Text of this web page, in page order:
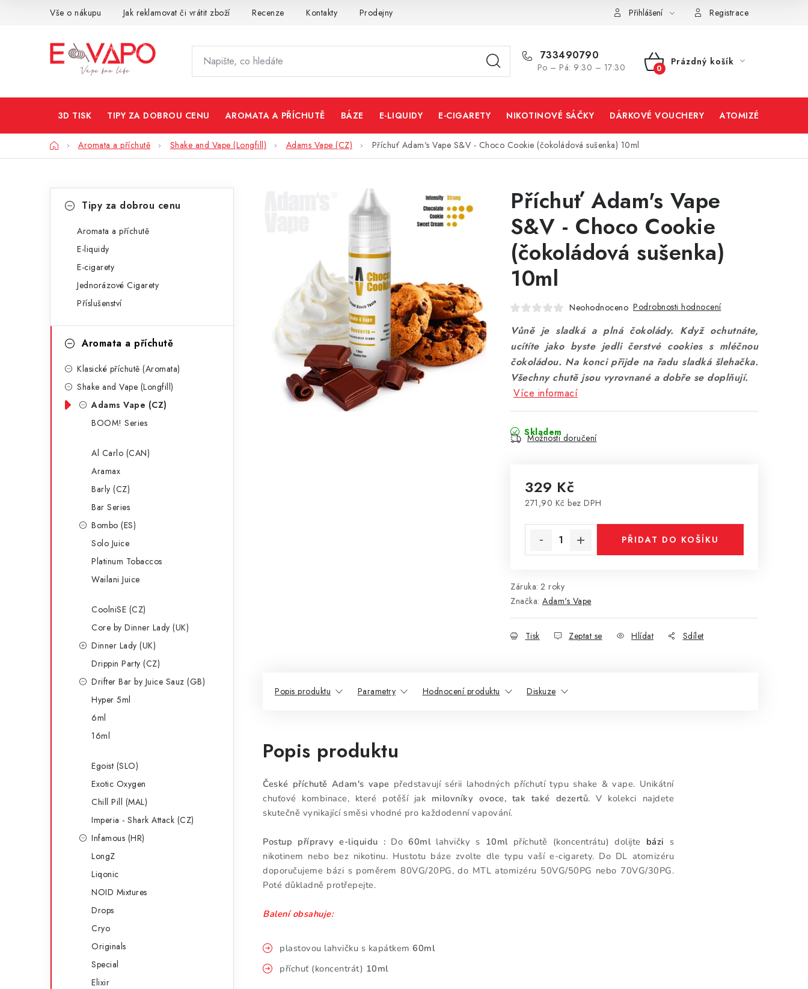
Vše o nákupu Jak reklamovat či vrátit zboží Recenze Kontakty Prodejny Přihlášení Registrace
733490790
Po – Pá: 9:30 – 17:30
NÁKUPNÍ
Prázdný košík
3D TISK TIPY ZA DOBROU CENU AROMATA A PŘÍCHUTĚ BÁZE E-LIQUIDY E-CIGARETY NIKOTINOVÉ SÁČKY DÁRKOVÉ VOUCHERY ATOMIZÉRY A
DomůAromata a příchutě Shake and Vape (Longfill) Adams Vape (CZ) Příchuť Adam's Vape S&V - Choco Cookie (čokoládová sušenka) 10ml
n
kategorieTipy za dobrou cenu
Aromata a příchutě
E-liquidy
E-cigarety
Jednorázové Cigarety
Příslušenství
Aromata a příchutě
Klasické příchutě (Aromata)
Shake and Vape (Longfill)
Adams Vape (CZ)
BOOM! Series
Al Carlo (CAN)
Aramax
Barly (CZ)
Bar Series
Bombo (ES)
Solo Juice
Platinum Tobaccos
Wailani Juice
CoolniSE (CZ)
Core by Dinner Lady (UK)
Dinner Lady (UK)
Drippin Party (CZ)
Drifter Bar by Juice Sauz (GB)
Hyper 5ml
6ml
16ml
Egoist (SLO)
Exotic Oxygen
Chill Pill (MAL)
Imperia - Shark Attack (CZ)
Infamous (HR)
LongZ
Liqonic
NOID Mixtures
Drops
Cryo
Originals
Special
Elixir
Příchuť Adam's Vape
S&V - Choco Cookie
(čokoládová sušenka)
10ml
Neohodnoceno Podrobnosti hodnocení
Vůně je sladká a plná čokolády. Když ochutnáte,
ucítíte jako byste jedli čerstvé cookies s mléčnou
čokoládou. Na konci přijde na řadu sladká šlehačka.
Všechny chutě jsou vyrovnané a dobře se doplňují.
Více informací
Skladem
Možnosti doručení
329 Kč
271,90 Kč bez DPH
PŘIDAT DO KOŠÍKU
Záruka: 2 roky
Značka: Adam's Vape
Tisk Zeptat se Hlídat Sdílet
Popis produktu Parametry Hodnocení produktu Diskuze
Popis produktu
České příchutě Adam's vape představují sérii lahodných příchutí typu shake & vape. Unikátní
chuťové kombinace, které potěší jak milovníky ovoce, tak také dezertů. V kolekci najdete
skutečně vynikající směsi vhodné pro každodenní vapování.
Postup přípravy e-liquidu : Do 60mllahvičky s 10mlpříchutě (koncentrátu) dolijte bázi s
nikotinem nebo bez nikotinu. Hustotu báze zvolte dle typu vaší e-cigarety. Do DL atomizéru
doporučujeme bázi s poměrem 80VG/20PG, do MTL atomizéru 50VG/50PG nebo 70VG/30PG.
Poté důkladně protřepejte.
Balení obsahuje:
plastovou lahvičku s kapátkem 60ml
příchuť (koncentrát) 10ml